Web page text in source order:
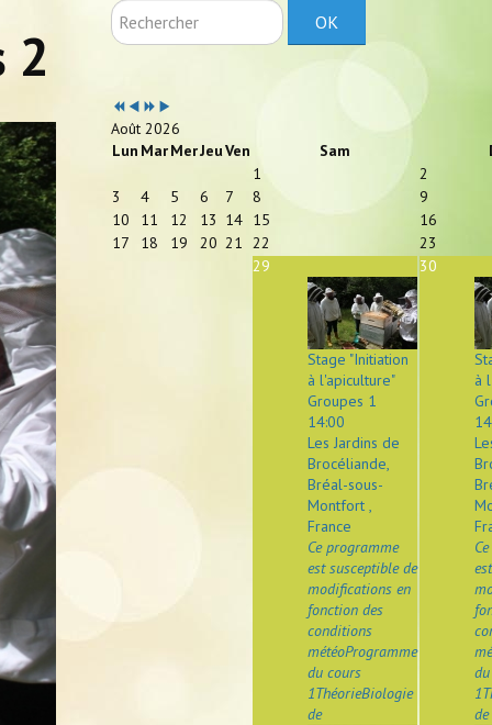
2
Rechercher OK
Année
précédente
Mois
précédent
Année
suivante
Mois
suivant
Août 2026
Lun MarMerJeuVen Sam
1
2
3
4 5 6 7 8
9
10
11 12 13 14 15
16
17
18 19 20 21 22 23
29
Stage "Initiation
à l'apiculture"
Groupes 1
14:00
Les Jardins de
Brocéliande,
Bréal-sous-
Montfort ,
France
Ce programme
est susceptible de
modifications en
fonction des
conditions
météoProgramme
du cours
1ThéorieBiologie
de
30
à
de